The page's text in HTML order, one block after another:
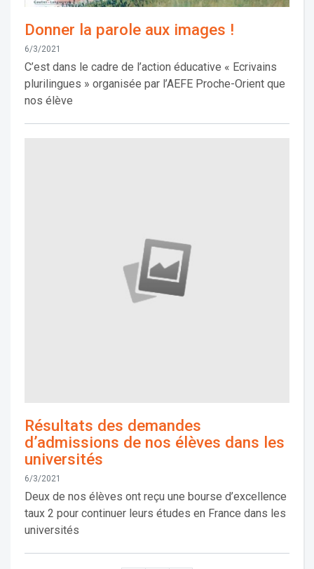
Donner la parole aux images !
6/3/2021
C’est dans le cadre de l’action éducative « Ecrivains
plurilingues » organisée par l’AEFE Proche-Orient que
nos élève
Résultats des demandes
d’admissions de nos élèves dans les
universités
6/3/2021
Deux de nos élèves ont reçu une bourse d’excellence
taux 2 pour continuer leurs études en France dans les
universités